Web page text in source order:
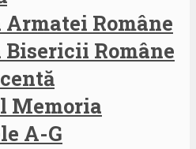
Române
Române
Memoria
A-G